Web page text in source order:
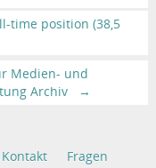
position (38,5
Medien- und
Archiv
→
Kontakt Fragen